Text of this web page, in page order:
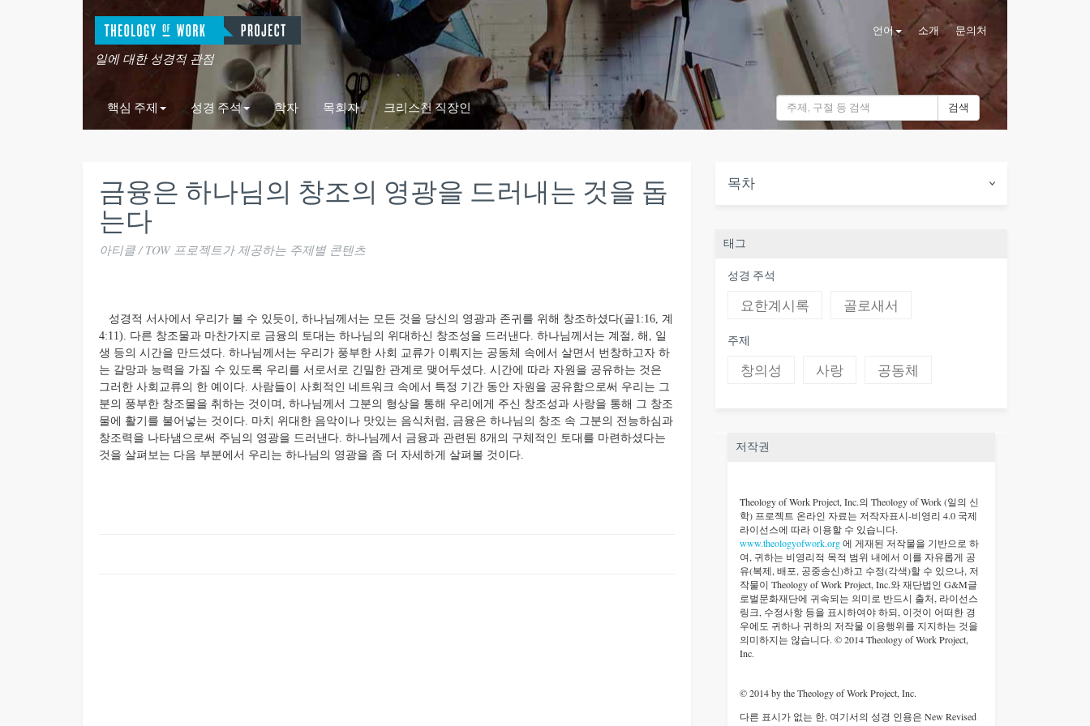
언어 소개 문의처
일에 대한 성경적 관점
검색
핵심 주제 성경 주석 학자 목회자 크리스천 직장인
목차
태그
성경 주석
요한계시록 골로새서
주제
창의성 사랑 공동체
저작권
Theology of Work Project, Inc.의 Theology of Work (일의 신
학) 프로젝트 온라인 자료는 저작자표시-비영리 4.0 국제
라이선스에 따라 이용할 수 있습니다.
www.theologyofwork.org에 게재된 저작물을 기반으로 하
여, 귀하는 비영리적 목적 범위 내에서 이를 자유롭게 공
유(복제, 배포, 공중송신)하고 수정(각색)할 수 있으나, 저
작물이 Theology of Work Project, Inc.와 재단법인 G&M글
로벌문화재단에 귀속되는 의미로 반드시 출처, 라이선스
링크, 수정사항 등을 표시하여야 하되, 이것이 어떠한 경
우에도 귀하나 귀하의 저작물 이용행위를 지지하는 것을
의미하지는 않습니다. © 2014 Theology of Work Project,
Inc.
© 2014 by the Theology of Work Project, Inc.
다른 표시가 없는 한, 여기서의 성경 인용은 New Revised
금융은 하나님의 창조의 영광을 드러내는 것을 돕
는다
아티클 / TOW 프로젝트가 제공하는 주제별 콘텐츠
성경적 서사에서 우리가 볼 수 있듯이, 하나님께서는 모든 것을 당신의 영광과 존귀를 위해 창조하셨다(골1:16, 계
4:11). 다른 창조물과 마찬가지로 금융의 토대는 하나님의 위대하신 창조성을 드러낸다. 하나님께서는 계절, 해, 일
생 등의 시간을 만드셨다. 하나님께서는 우리가 풍부한 사회 교류가 이뤄지는 공동체 속에서 살면서 번창하고자 하
는 갈망과 능력을 가질 수 있도록 우리를 서로서로 긴밀한 관계로 맺어두셨다. 시간에 따라 자원을 공유하는 것은
그러한 사회교류의 한 예이다. 사람들이 사회적인 네트워크 속에서 특정 기간 동안 자원을 공유함으로써 우리는 그
분의 풍부한 창조물을 취하는 것이며, 하나님께서 그분의 형상을 통해 우리에게 주신 창조성과 사랑을 통해 그 창조
물에 활기를 불어넣는 것이다. 마치 위대한 음악이나 맛있는 음식처럼, 금융은 하나님의 창조 속 그분의 전능하심과
창조력을 나타냄으로써 주님의 영광을 드러낸다. 하나님께서 금융과 관련된 8개의 구체적인 토대를 마련하셨다는
것을 살펴보는 다음 부분에서 우리는 하나님의 영광을 좀 더 자세하게 살펴볼 것이다.